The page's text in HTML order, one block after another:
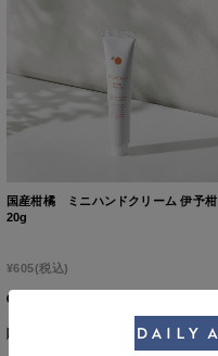
国産柑橘 ミニハンドクリーム 伊予柑
20g
¥605(税込)
購入数 個